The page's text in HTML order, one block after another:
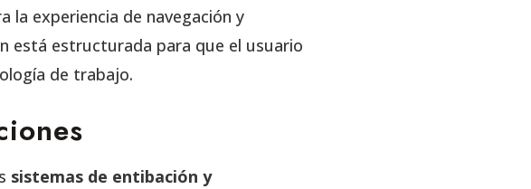
la experiencia de navegación y
está estructurada para que el usuario
de trabajo.
sistemas de entibación y